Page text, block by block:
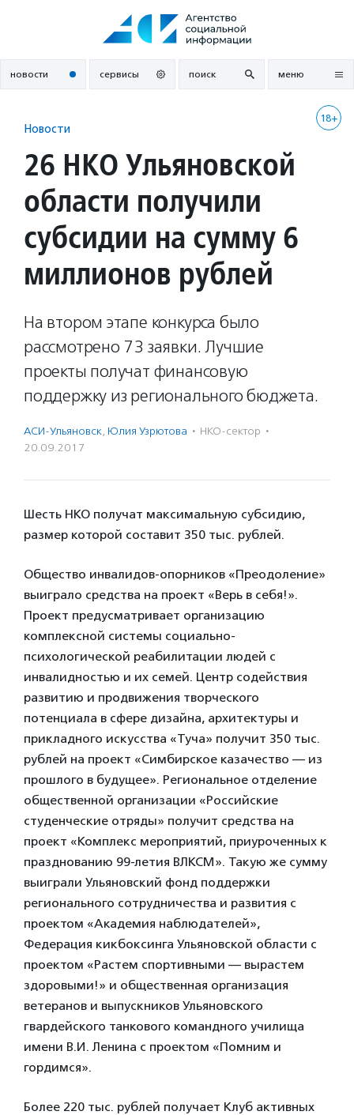
новости сервисы поиск меню
18+
Новости
26 НКО Ульяновской
области получили
субсидии на сумму 6
миллионов рублей
На втором этапе конкурса было
рассмотрено 73 заявки. Лучшие
проекты получат финансовую
поддержку из регионального бюджета.
АСИ-Ульяновск, Юлия Узрютова · НКО-сектор ·
20.09.2017
Шесть НКО получат максимальную субсидию,
размер которой составит 350 тыс. рублей.
Общество инвалидов-опорников «Преодоление»
выиграло средства на проект «Верь в себя!».
Проект предусматривает организацию
комплексной системы социально-
психологической реабилитации людей с
инвалидностью и их семей. Центр содействия
развитию и продвижения творческого
потенциала в сфере дизайна, архитектуры и
прикладного искусства «Туча» получит 350 тыс.
рублей на проект «Симбирское казачество — из
прошлого в будущее». Региональное отделение
общественной организации «Российские
студенческие отряды» получит средства на
проект «Комплекс мероприятий, приуроченных к
празднованию 99-летия ВЛКСМ». Такую же сумму
выиграли Ульяновский фонд поддержки
регионального сотрудничества и развития с
проектом «Академия наблюдателей»,
Федерация кикбоксинга Ульяновской области с
проектом «Растем спортивными — вырастем
здоровыми!» и общественная организация
ветеранов и выпускников Ульяновского
гвардейского танкового командного училища
имени В.И. Ленина с проектом «Помним и
гордимся».
Более 220 тыс. рублей получает Клуб активных